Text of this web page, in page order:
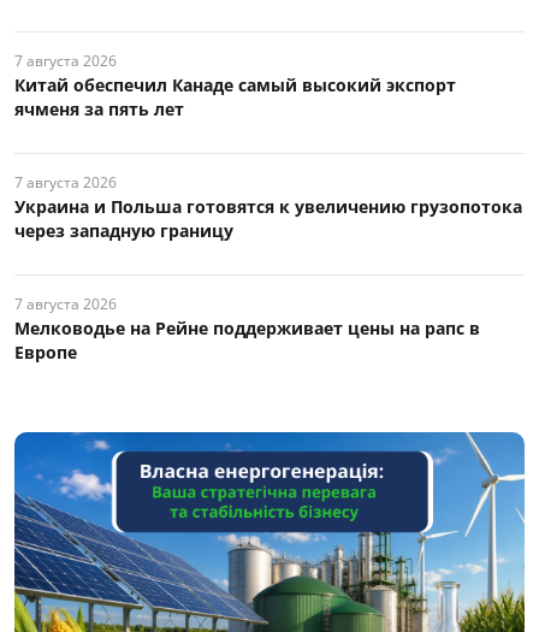
7 августа 2026
Китай обеспечил Канаде самый высокий экспорт
ячменя за пять лет
7 августа 2026
Украина и Польша готовятся к увеличению грузопотока
через западную границу
7 августа 2026
Мелководье на Рейне поддерживает цены на рапс в
Европе